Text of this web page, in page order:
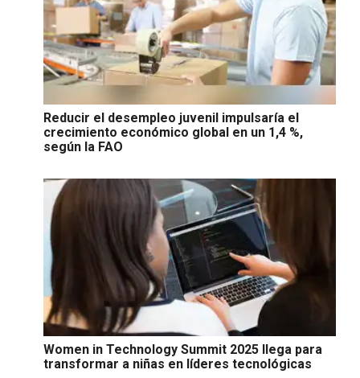
Reducir el desempleo juvenil impulsaría el
crecimiento económico global en un 1,4 %,
según la FAO
Women in Technology Summit 2025 llega para
transformar a niñas en líderes tecnológicas